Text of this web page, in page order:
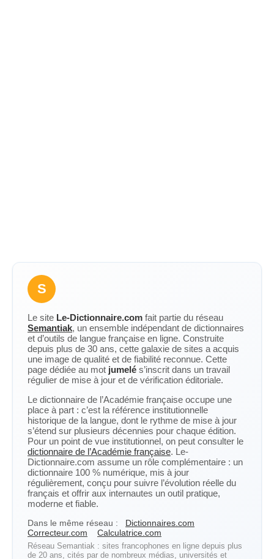
S
Le site Le-Dictionnaire.com fait partie du réseau
Semantiak, un ensemble indépendant de dictionnaires
et d’outils de langue française en ligne. Construite
depuis plus de 30 ans, cette galaxie de sites a acquis
une image de qualité et de fiabilité reconnue. Cette
page dédiée au mot jumelé s’inscrit dans un travail
régulier de mise à jour et de vérification éditoriale.
Le dictionnaire de l’Académie française occupe une
place à part : c’est la référence institutionnelle
historique de la langue, dont le rythme de mise à jour
s’étend sur plusieurs décennies pour chaque édition.
Pour un point de vue institutionnel, on peut consulter le
dictionnaire de l’Académie française. Le-
Dictionnaire.com assume un rôle complémentaire : un
dictionnaire 100 % numérique, mis à jour
régulièrement, conçu pour suivre l’évolution réelle du
français et offrir aux internautes un outil pratique,
moderne et fiable.
Dans le même réseau :
Dictionnaires.com
Correcteur.com
Calculatrice.com
Réseau Semantiak : sites francophones en ligne depuis plus
de 20 ans, cités par de nombreux médias, universités et